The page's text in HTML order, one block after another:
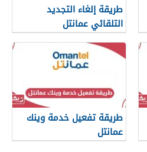
طريقة إلغاء التجديد
التلقائي عمانتل
طريقة تفعيل خدمة وينك
عمانتل